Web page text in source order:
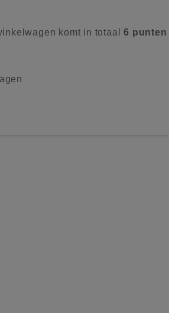
komt in totaal6 punten